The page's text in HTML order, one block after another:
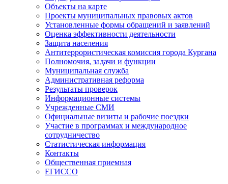
Объекты на карте
Проекты муниципальных правовых актов
Установленные формы обращений и заявлений
Оценка эффективности деятельности
Защита населения
Антитеррористическая комиссия города Кургана
Полномочия, задачи и функции
Муниципальная служба
Административная реформа
Результаты проверок
Информационные системы
Учрежденные СМИ
Официальные визиты и рабочие поездки
Участие в программах и международное
сотрудничество
Статистическая информация
Контакты
Общественная приемная
ЕГИССО